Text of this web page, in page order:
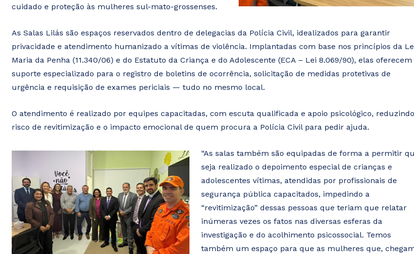
cuidado e proteção às mulheres sul-mato-grossenses.
As Salas Lilás são espaços reservados dentro de delegacias da Polícia Civil, idealizados para garantir
privacidade e atendimento humanizado a vítimas de violência. Implantadas com base nos princípios da
Maria da Penha (11.340/06) e do Estatuto da Criança e do Adolescente (ECA – Lei 8.069/90), elas oferecem
suporte especializado para o registro de boletins de ocorrência, solicitação de medidas protetivas de
urgência e requisição de exames periciais — tudo no mesmo local.
O atendimento é realizado por equipes capacitadas, com escuta qualificada e apoio psicológico,
risco de revitimização e o impacto emocional de quem procura a Polícia Civil para pedir ajuda.
“As salas também são equipadas de forma a permitir
seja realizado o depoimento especial de crianças e
adolescentes vítimas, atendidas por profissionais de
segurança pública capacitados, impedindo a
“revitimização” dessas pessoas que teriam que relatar
inúmeras vezes os fatos nas diversas esferas da
investigação e do acolhimento psicossocial. Temos
também um espaço para que as mulheres que,